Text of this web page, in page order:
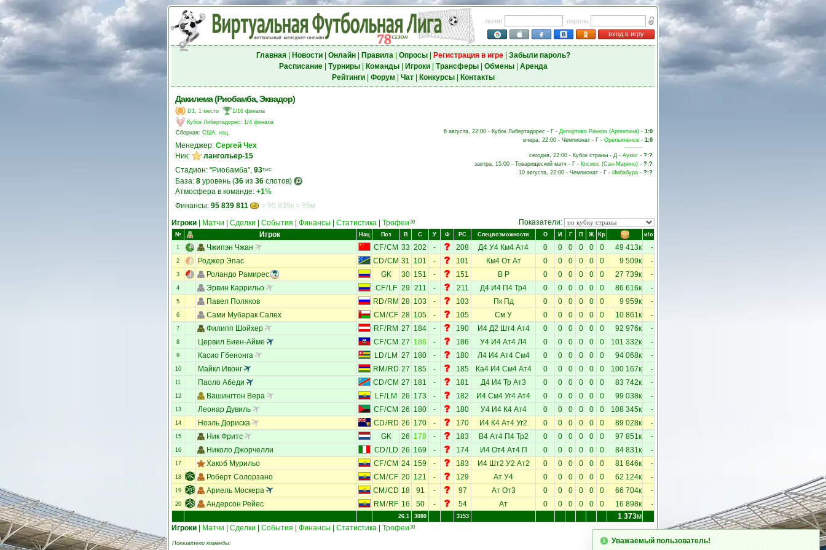
логин
пароль
вход в игру
Главная| Новости| Онлайн| Правила| Опросы| Регистрация в игре| Забыли пароль?
Расписание| Турниры| Команды| Игроки| Трансферы| Обмены| Аренда
Рейтинги| Форум Чат| Конкурсы| Контакты
Дакилема (Риобамба, Эквадор)
D1, 1 место
1/16 финала
Кубок Либертадорес: 1/4 финала
Сборная: США, нац.
Менеджер: Сергей Чех
Ник:
лангольер-15
Стадион: "Риобамба", 93тыс.
База: 8 уровень (36 из 36 слотов)
Атмосфера в команде: +1%
Финансы: 95 839 811 = 95 839к = 95м
6 августа, 22:00 - Кубок Либертадорес - Г - Депортиво Ринкон (Аргентина) - 1:0
вчера, 22:00 - Чемпионат - Г - Орельяненсе - 1:0
сегодня, 22:00 - Кубок страны - Д - Аукас - ?:?
завтра, 15:00 - Товарищеский матч - Г - Космос (Сан-Марино) - ?:?
10 августа, 22:00 - Чемпионат - Г - Имбабура - ?:?
Игроки Матчи Сделки События Финансы Статистика Трофеи 30 Показатели:
№ Игрок Нац Поз В С У Ф РС Спецвозможности О И Г П Ж Кр и/о
1 Чжипэн Чжан CF/CM 33 202 - 208 Д4 У4 Км4 Ат4 0 0 0 0 0 0 49 413к -
2 Роджер Эпас CD/CM 31 101 - 101 Км4 От Ат 0 0 0 0 0 0 9 509к -
3 Роландо Рамирес GK 30 151 - 151 В Р 0 0 0 0 0 0 27 739к -
4 Эрвин Каррильо CF/LF 29 211 - 211 Д4 И4 П4 Тр4 0 0 0 0 0 0 86 616к -
5 Павел Поляков RD/ RM 28 103 - 103 Пк Пд 0 0 0 0 0 0 9 959к -
6 Сами Мубарак Салех CM /CF 28 105 - 105 См У 0 0 0 0 0 0 10 861к -
7 Филипп Шойхер RF/ RM 27 184 - 190 И4 Д2 Шт4 Ат4 0 0 0 0 0 0 92 976к -
8 Цервил Биен-Айме CF/CM 27 186 - 186 У4 И4 Ат4 Л4 0 0 0 0 0 0 101 332к -
9 Касио Гбенонга LD/ LM 27 180 - 180 Л4 И4 Ат4 См4 0 0 0 0 0 0 94 068к -
10 Майкл Ивонг RM / RD 27 185 - 185 Ка4 И4 См4 Ат4 0 0 0 0 0 0 100 167к -
11 Паоло Абеди CD/CM 27 181 - 181 Д4 И4 Тр Ат3 0 0 0 0 0 0 83 742к -
12 Вашингтон Вера LF/ LM 26 173 - 182 И4 См4 Уг4 Ат4 0 0 0 0 0 0 99 038к -
13 Леонар Дувиль CF/CM 26 180 - 180 У4 И4 К4 Ат4 0 0 0 0 0 0 108 345к -
14 Ноэль Дориска CD/RD 26 170 - 170 И4 К4 Ат4 Уг2 0 0 0 0 0 0 89 028к -
15 Ник Фритс GK 26 178 - 183 В4 Ат4 П4 Тр2 0 0 0 0 0 0 97 851к -
16 Николо Джорчелли CD/LD 26 169 - 174 И4 От4 Ат4 П 0 0 0 0 0 0 84 831к -
17 Хакоб Мурильо CF/CM 24 159 - 183 И4 Шт2 У2 Ат2 0 0 0 0 0 0 81 846к -
18 Роберт Солорзано CM /CF 20 121 - 129 Ат У4 0 0 0 0 0 0 62 124к -
19 Ариель Москера CM /CD 18 91 - 97 Ат От3 0 0 0 0 0 0 66 704к -
20 Андерсон Рейес RM / RF 16 50 - 54 Ат 0 0 0 0 0 0 16 898к -
26.1 3080 3153 1 373м
Игроки
Матчи Сделки События Финансы Статистика Трофеи 30
Показатели команды: Уважаемый пользователь!